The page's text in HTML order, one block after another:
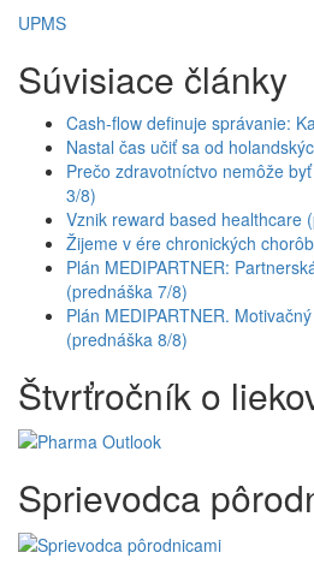
UPMS
Súvisiace články
Cash-flow definuje správanie:
Nastal čas učiť sa od
Prečo zdravotníctvo nemôže
3/8)
Vznik reward based healthcare
Žijeme v ére chronických
Plán MEDIPARTNER:
(prednáška 7/8)
Plán MEDIPARTNER.
(prednáška 8/8)
Štvrťročník o
Sprievodca